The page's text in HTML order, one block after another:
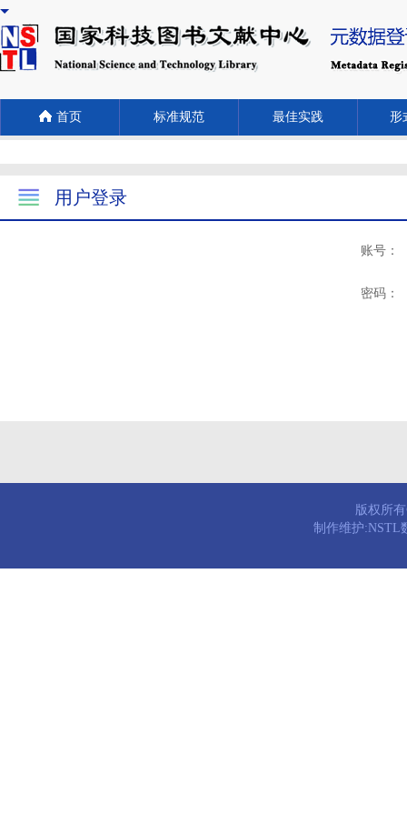
首页 标准规范 最佳实践 形
用户登录
账号：
密码：
版权所
制作维护:NSTL